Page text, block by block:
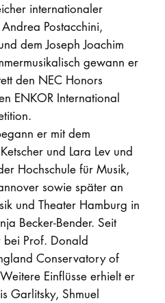
internationaler
Postacchini,
dem Joseph Joachim
gewann er
den NEC Honors
ENKOR International
er mit dem
und Lara Lev und
Hochschule für Musik,
sowie später an
und Theater Hamburg in
Becker-Bender. Seit
bei Prof. Donald
Conservatory of
Einflüsse erhielt er
Garlitsky, Shmuel